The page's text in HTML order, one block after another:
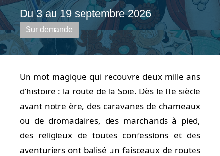
Du 3 au 19 septembre 2026
Sur demande
Un mot magique qui recouvre deux mille ans
d’histoire : la route de la Soie. Dès le IIe siècle
avant notre ère, des caravanes de chameaux
ou de dromadaires, des marchands à pied,
des religieux de toutes confessions et des
aventuriers ont balisé un faisceaux de routes